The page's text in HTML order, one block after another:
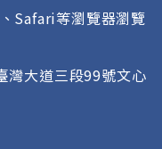
Safari等瀏覽器瀏覽
灣大道三段99號文心